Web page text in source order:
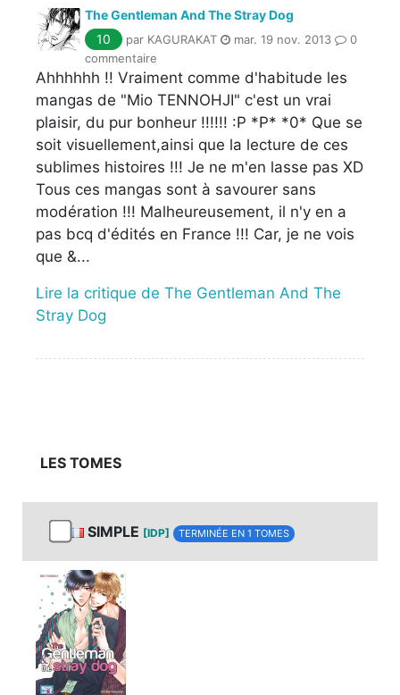
The Gentleman And The Stray Dog
10
par KAGURAKAT mar. 19 nov. 2013
0
commentaire
Ahhhhhh !! Vraiment comme d'habitude les
mangas de "Mio TENNOHJI" c'est un vrai
plaisir, du pur bonheur !!!!!! :P *P* *0* Que se
soit visuellement,ainsi que la lecture de ces
sublimes histoires !!! Je ne m'en lasse pas XD
Tous ces mangas sont à savourer sans
modération !!! Malheureusement, il n'y en a
pas bcq d'édités en France !!! Car, je ne vois
que &...
Lire la critique de The Gentleman And The
Stray Dog
LES TOMES
SIMPLE [IDP] TERMINÉE EN 1 TOMES